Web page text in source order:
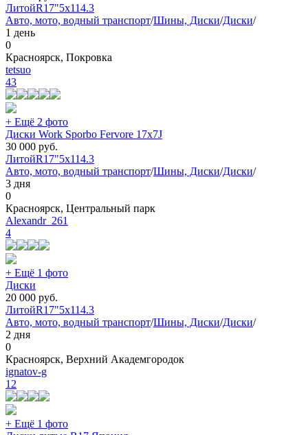
ЛитойR17"5x114.3
Авто, мото, водный транспорт/Шины, Диски/Диски/
1 день
0
Красноярск, Покровка
tetsuo
43
+ Ещё 2 фото
Диски Work Sporbo Fervore 17х7J
30 000 руб.
ЛитойR17"5x114.3
Авто, мото, водный транспорт/Шины, Диски/Диски/
3 дня
0
Красноярск, Центральный парк
Alexandr_261
4
+ Ещё 1 фото
Диски
20 000 руб.
ЛитойR17"5x114.3
Авто, мото, водный транспорт/Шины, Диски/Диски/
2 дня
0
Красноярск, Верхний Академгородок
ignatov-g
12
+ Ещё 1 фото